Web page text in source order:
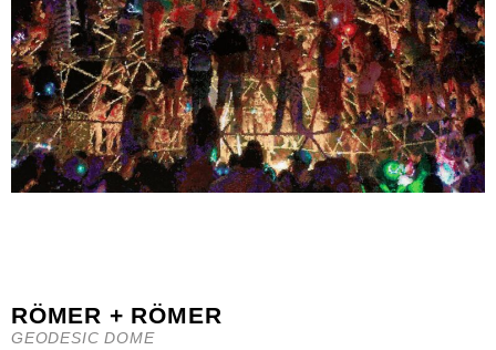
RÖMER + RÖMER
GEODESIC DOME